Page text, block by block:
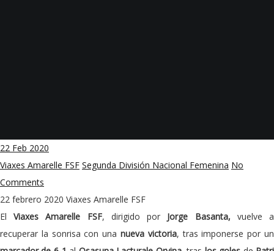
22 Feb 2020
Viaxes Amarelle FSF Segunda División Nacional Femenina No
Comments
22 febrero 2020 Viaxes Amarelle FSF
ElViaxes Amarelle FSF, dirigido por Jorge Basanta, vuelve a
recuperar la sonrisa con una nueva victoria, tras imponerse por un